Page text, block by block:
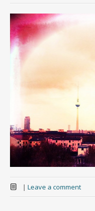
| Leave a comment